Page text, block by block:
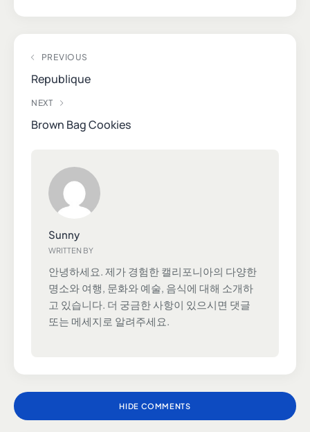
PREVIOUS
Republique
NEXT
Brown Bag Cookies
WRITTEN BY
Sunny
안녕하세요. 제가 경험한 캘리포니아의 다양한
명소와 여행, 문화와 예술, 음식에 대해 소개하
고 있습니다. 더 궁금한 사항이 있으시면 댓글
또는 메세지로 알려주세요.
HIDE COMMENTS